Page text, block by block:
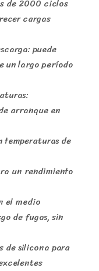
de 2000 ciclos
cargas
puede
un largo período
arranque en
temperaturas de
un rendimiento
el medio
de fugas, sin
de silicona para